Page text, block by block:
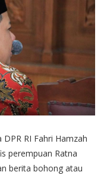
DPR RI Fahri Hamzah
perempuan Ratna
berita bohong atau